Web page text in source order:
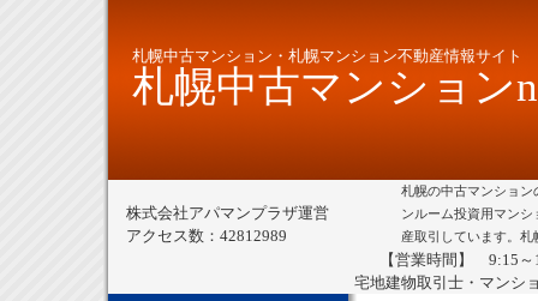
札幌中古マンション・札幌マンション不動産情報サイト
札幌中古マンション
株式会社アパマンプラザ運営
アクセス数：42812989
札幌の中古マンショ
ンルーム投資用マン
産取引しています。
【営業時間】 9:15
宅地建物取引士・マンシ